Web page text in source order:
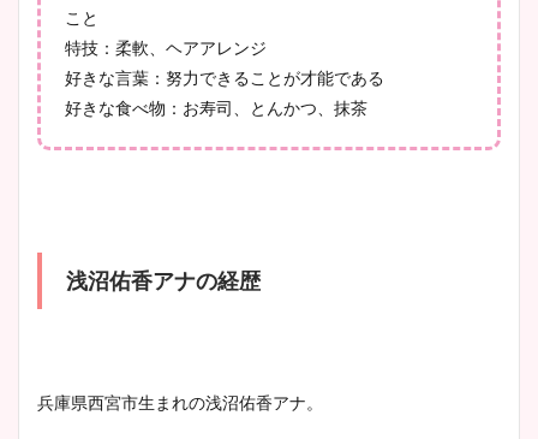
池谷実悠アナのメガネ画像が
かわいい！カップや水着姿も
まとめた！
こと
特技：柔軟、ヘアアレンジ
好きな言葉：努力できることが才能である
好きな食べ物：お寿司、とんかつ、抹茶
浅沼佑香アナの経歴
兵庫県西宮市生まれの浅沼佑香アナ。